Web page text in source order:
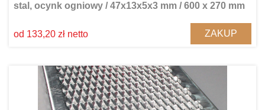
stal, ocynk ogniowy / 47x13x5x3 mm / 600 x 270 mm
od 133,20 zł netto ZAKUP